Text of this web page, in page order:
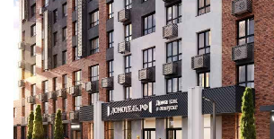
Застройщик:ООО СЗ ДОМОТЕЛЬ №1
Телефон консультанта:+7 (3452) 500-003